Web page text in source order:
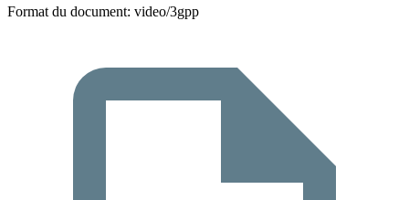
Format du document: video/3gpp